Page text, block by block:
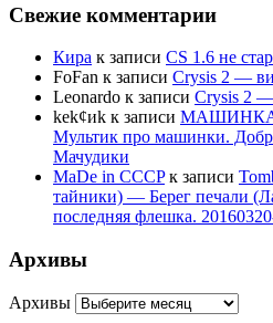
Свежие комментарии
Кира к записи CS 1.6 не
FoFan к записи Crysis 2 —
Leonardo к записи Crysis 2
kek¢иk к записи МАШИНКА
Мультик про машинки.
Мачудики
MaDe in CCCPк записи
тайники) — Берег печали
последняя флешка.
Архивы
Архивы